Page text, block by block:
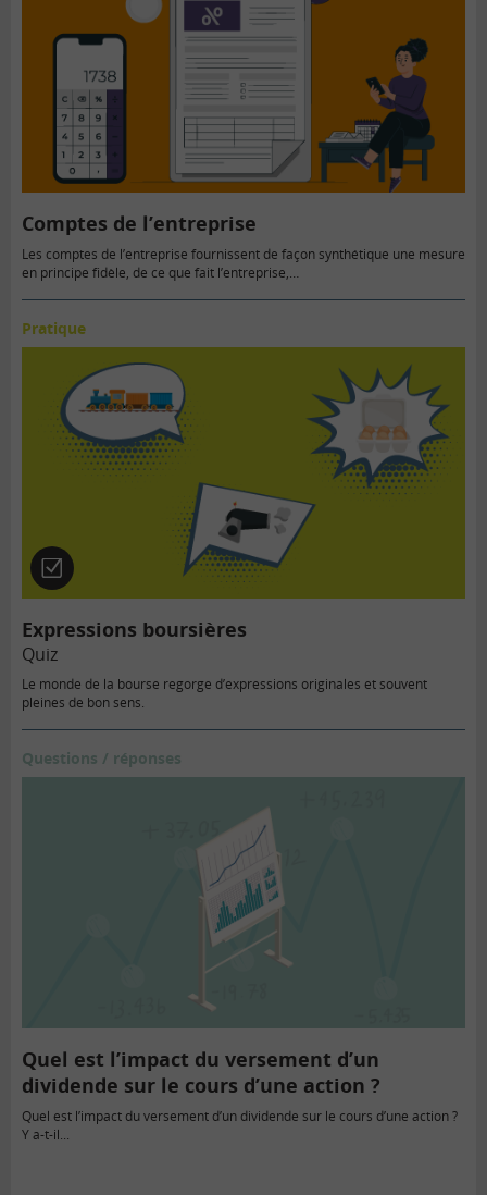
Comptes de l’entreprise
Les comptes de l’entreprise fournissent de façon synthétique une mesure
en principe fidèle, de ce que fait l’entreprise,…
Pratique
Quiz
Expressions boursières
Quiz
Le monde de la bourse regorge d’expressions originales et souvent
pleines de bon sens.
Questions / réponses
Quel est l’impact du versement d’un
dividende sur le cours d’une action ?
Quel est l’impact du versement d’un dividende sur le cours d’une action ?
Y a-t-il...